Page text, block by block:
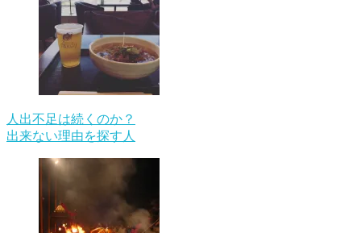
人出不足は続くのか？
出来ない理由を探す人